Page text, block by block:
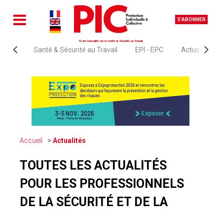
S'ABONNER
Toute l'actualité sur la Santé et Sécurité au Travail
Santé & Sécurité au Travail EPI - EPC Actus
Accueil Actualités
TOUTES LES ACTUALITÉS
POUR LES PROFESSIONNELS
DE LA SÉCURITÉ ET DE LA